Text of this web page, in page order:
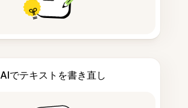
AIでテキストを書き直し